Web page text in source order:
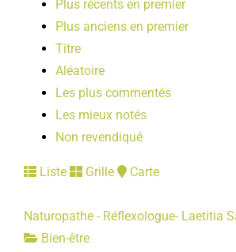
PUBLICATIONS
Plus récents en premier
Plus anciens en premier
Titre
Aléatoire
Les plus commentés
Les mieux notés
Non revendiqué
Liste Grille Carte
Naturopathe - Réflexologue- Laetitia
Bien-être